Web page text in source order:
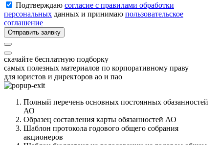
Подтверждаю согласие с правилами обработки
персональных данных и принимаю пользовательское
соглашение
Отправить заявку
скачайте бесплатную подборку
самых полезных материалов по корпоративному праву
для юристов и директоров ао и пао
Полный перечень основных постоянных обазанностей
АО
Образец составления карты обязанностей АО
Шаблон протокола годового общего собрания
акционеров